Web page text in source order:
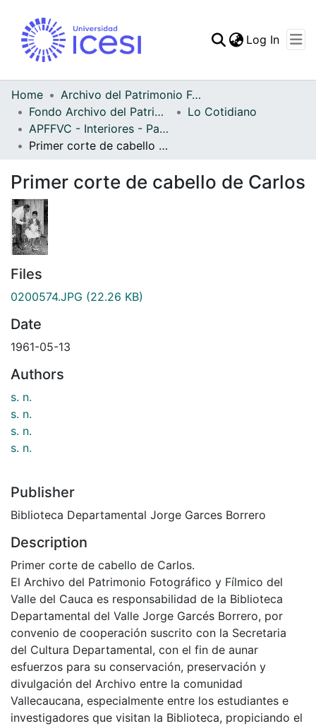
Statistics
Log In
Home
Archivo del Patrimonio Fotográfico y Fílmico del Valle del Cauca
Fondo Archivo del Patrimonio Fotográfico y Fílmico del Valle del Cauca
Lo Cotidiano
APFFVC - Interiores - Patrimonial
Primer corte de cabello de Carlos
Primer corte de cabello de Carlos
Files
0200574.JPG (22.26 KB)
Date
1961-05-13
Authors
s. n.
s. n.
s. n.
s. n.
Publisher
Biblioteca Departamental Jorge Garces Borrero
Description
Primer corte de cabello de Carlos.
El Archivo del Patrimonio Fotográfico y Fílmico del
Valle del Cauca es responsabilidad de la Biblioteca
Departamental del Valle Jorge Garcés Borrero, por
convenio de cooperación suscrito con la Secretaria
del Cultura Departamental, con el fin de aunar
esfuerzos para su conservación, preservación y
divulgación del Archivo entre la comunidad
Vallecaucana, especialmente entre los estudiantes e
investigadores que visitan la Biblioteca, propiciando el